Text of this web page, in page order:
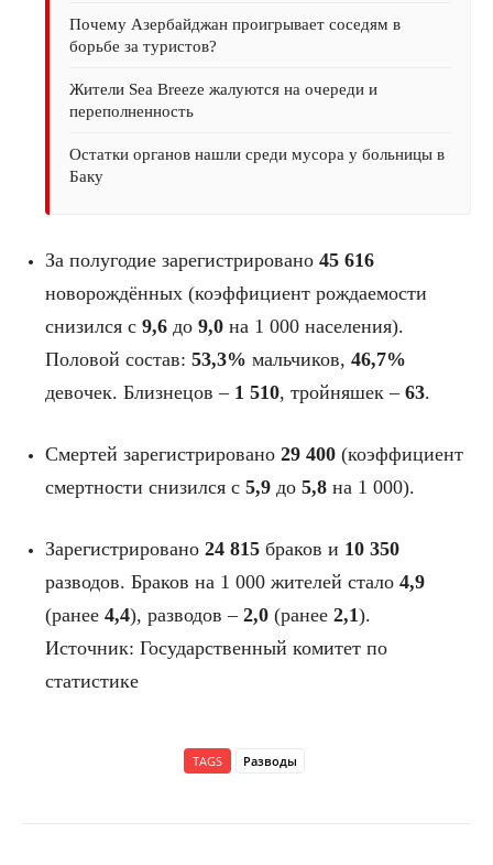
Почему Азербайджан проигрывает соседям в
борьбе за туристов?
Жители Sea Breeze жалуются на очереди и
переполненность
Остатки органов нашли среди мусора у больницы в
Баку
За полугодие зарегистрировано 45 616
новорождённых (коэффициент рождаемости
снизился с 9,6 до 9,0 на 1 000 населения).
Половой состав: 53,3% мальчиков, 46,7%
девочек. Близнецов – 1 510, тройняшек – 63.
Смертей зарегистрировано 29 400 (коэффициент
смертности снизился с 5,9 до 5,8 на 1 000).
Зарегистрировано 24 815 браков и 10 350
разводов. Браков на 1 000 жителей стало 4,9
(ранее 4,4), разводов – 2,0 (ранее 2,1).
Источник: Государственный комитет по
статистике
TAGS Разводы